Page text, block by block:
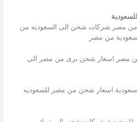
مصر شركات شحن الى السعوديه من
من مصر
مصر اسعار شحن برى من مصر الى
اسعار شحن من مصر للسعوديه